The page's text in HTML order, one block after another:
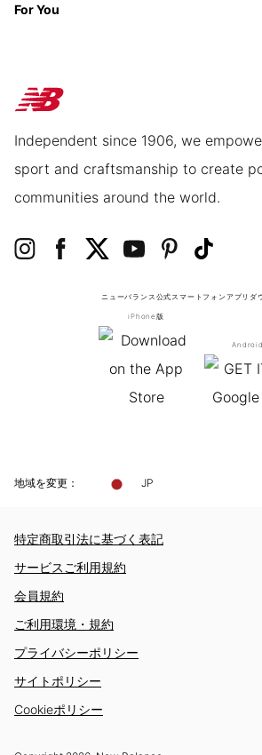
For You
Independent since 1906, we
sport and craftsmanship to create
communities around the world.
ニューバランス公式スマートフォンアプリ ダ
iPhone版
地域を変更： JP
特定商取引法に基づく表記
サービスご利用規約
会員規約
ご利用環境・規約
プライバシーポリシー
サイトポリシー
Cookieポリシー